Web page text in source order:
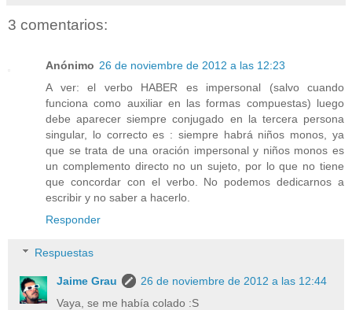
3 comentarios:
Anónimo 26 de noviembre de 2012 a las 12:23
A ver: el verbo HABER es impersonal (salvo cuando
funciona como auxiliar en las formas compuestas) luego
debe aparecer siempre conjugado en la tercera persona
singular, lo correcto es : siempre habrá niños monos, ya
que se trata de una oración impersonal y niños monos es
un complemento directo no un sujeto, por lo que no tiene
que concordar con el verbo. No podemos dedicarnos a
escribir y no saber a hacerlo.
Responder
Respuestas
Jaime Grau
26 de noviembre de 2012 a las 12:44
Vaya, se me había colado :S